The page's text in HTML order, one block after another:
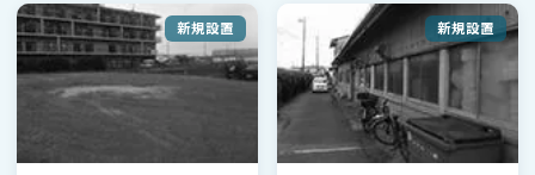
新規設置 新規設置